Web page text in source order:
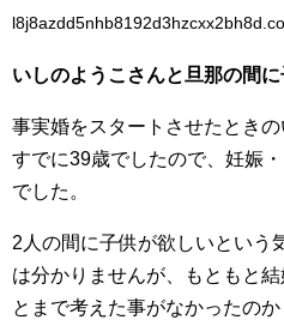
いしのようこさんと旦那の間に
事実婚をスタートさせたとき
すでに39歳でしたので、妊娠
でした。
2人の間に子供が欲しいという
は分かりませんが、もともと
とまで考えた事がなかったのか